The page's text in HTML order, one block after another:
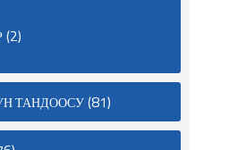
(2)
ТАНДООСУ(81)